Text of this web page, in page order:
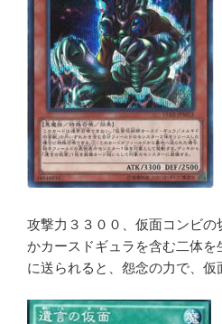
攻撃力３３００、仮面コンビ
かカースドギュラを含む二体
に送られると、怨念の力で、仮